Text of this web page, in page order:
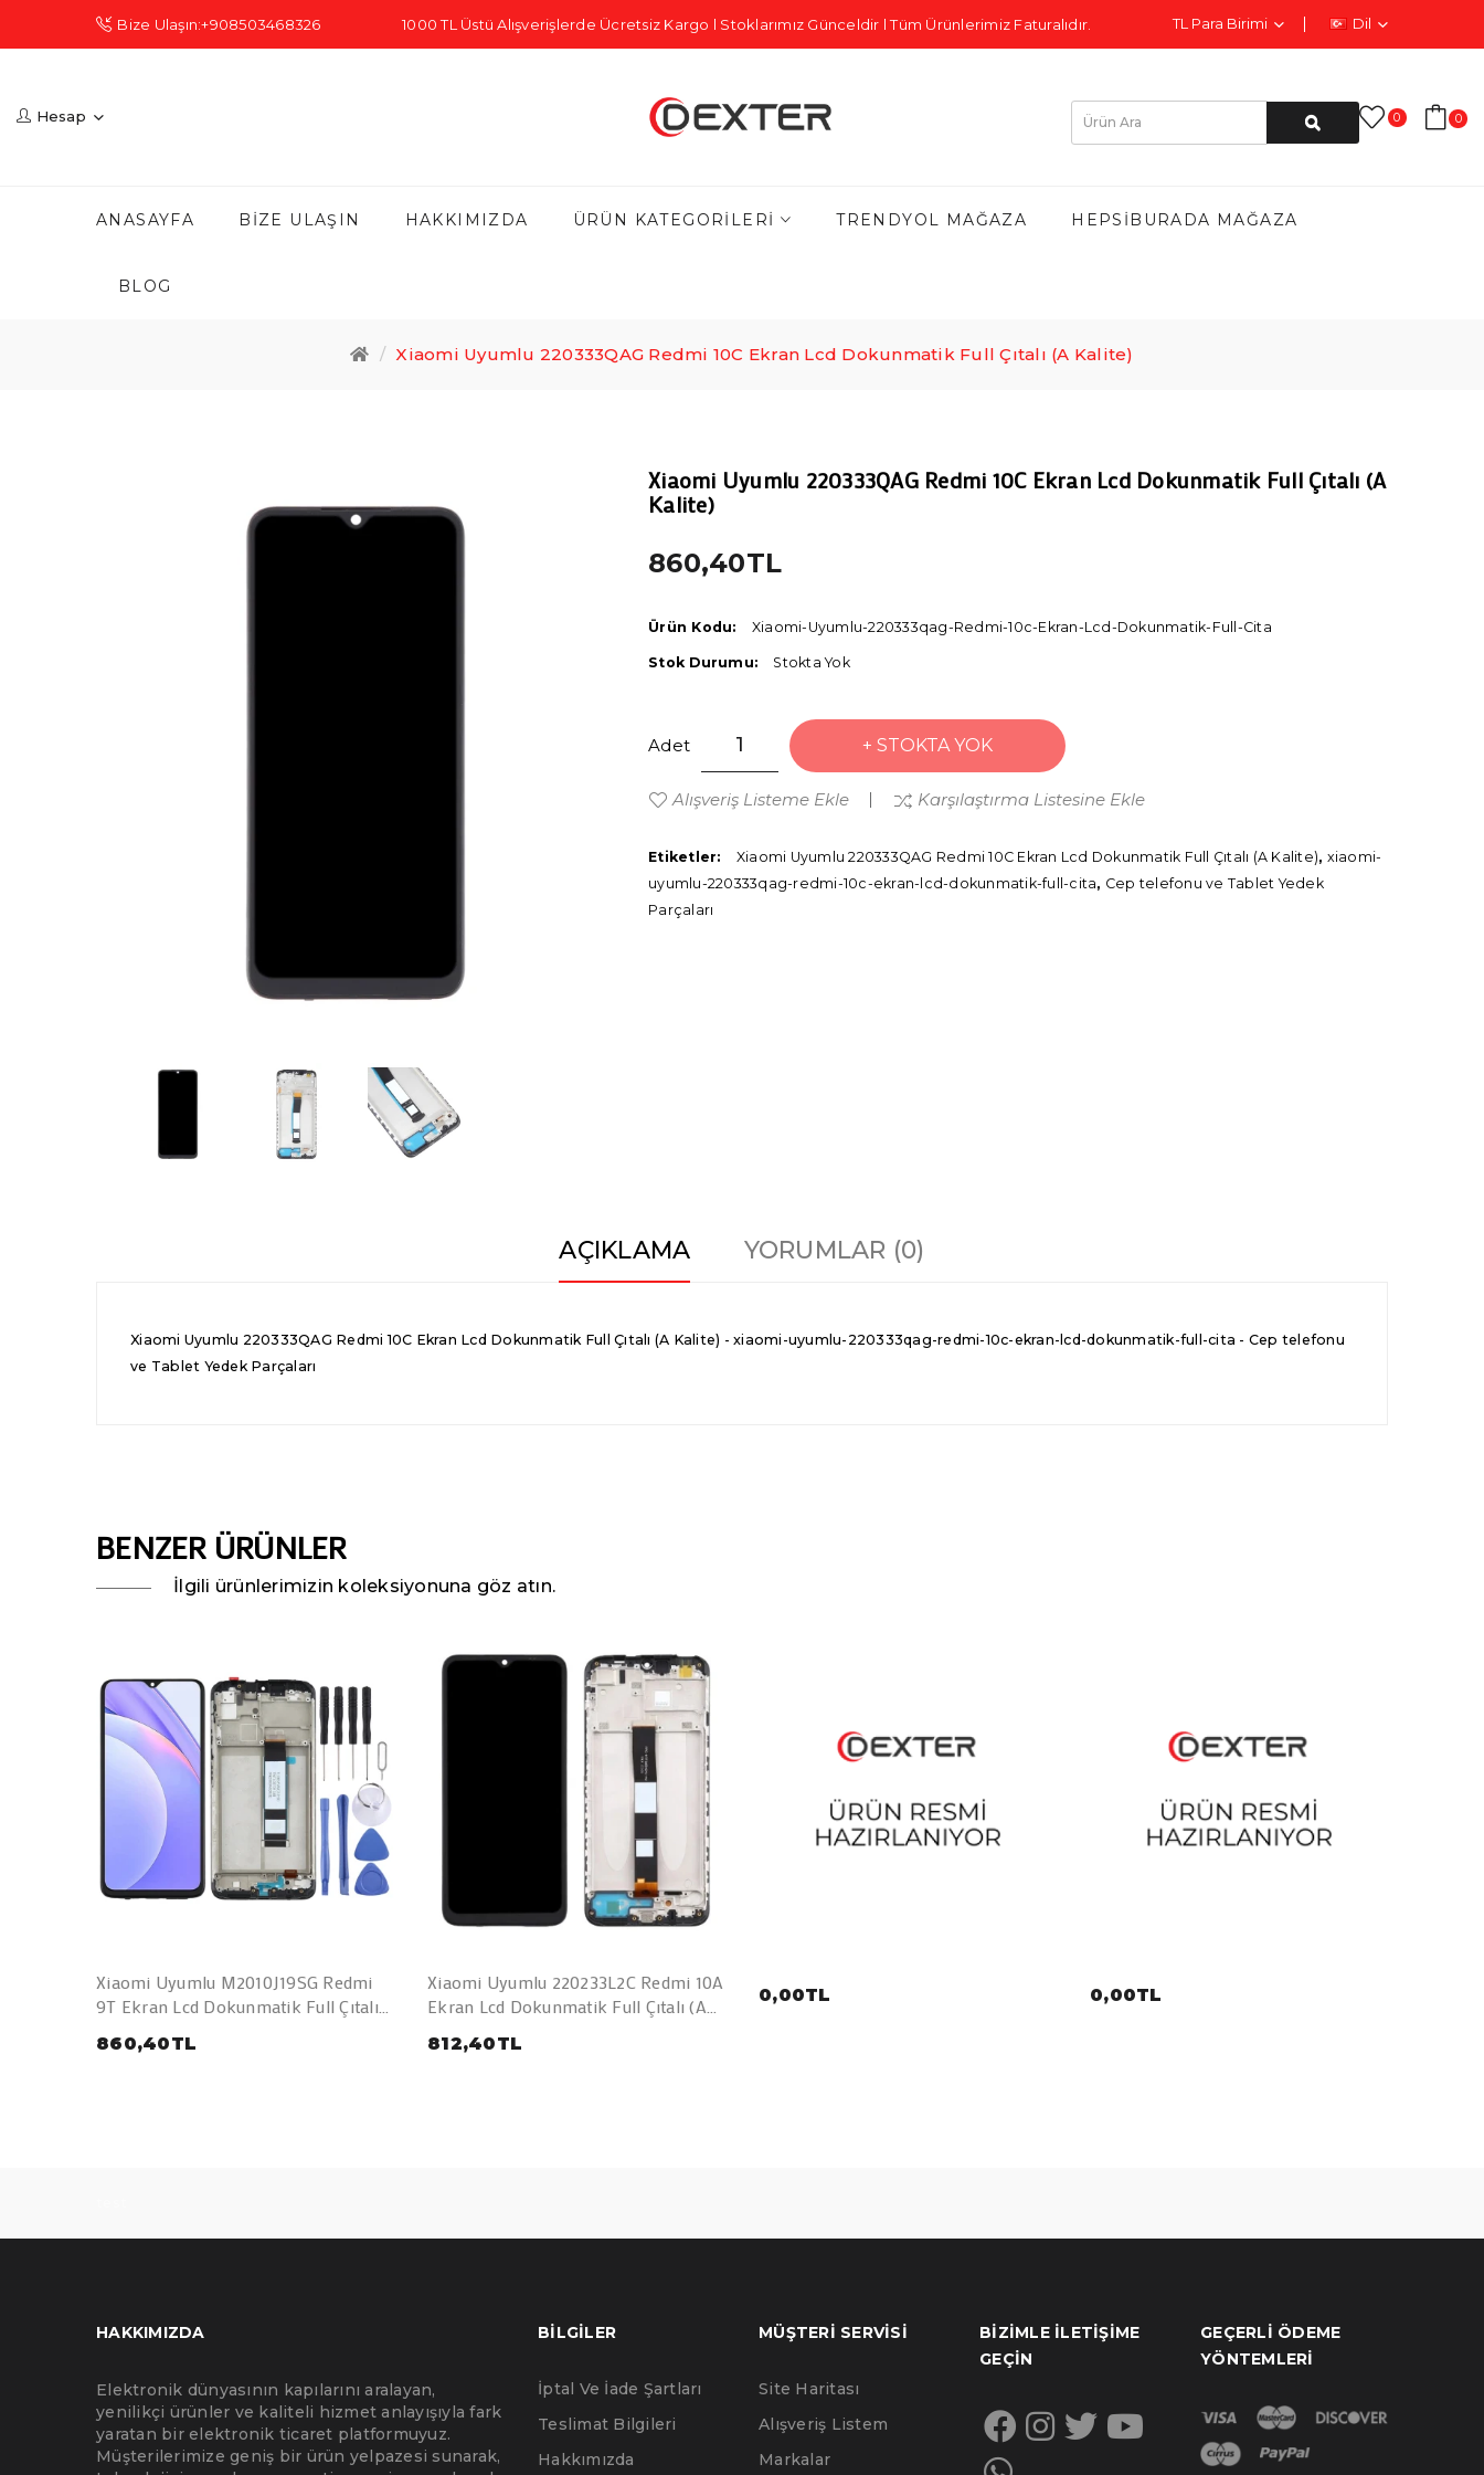
Bize Ulaşın:+908503468326 1000 TL Üstü Alışverişlerde Ücretsiz Kargo l Stoklarımız Günceldir l Tüm Ürünlerimiz Faturalıdır. TL Para Birimi Dil
Hesap 0 0
ANASAYFA BIZE ULAŞIN HAKKIMIZDA ÜRÜN KATEGORILERI TRENDYOL MAĞAZA HEPSIBURADA MAĞAZA
BLOG
Xiaomi Uyumlu 220333QAG Redmi 10C Ekran Lcd Dokunmatik Full Çıtalı (A Kalite)
Xiaomi Uyumlu 220333QAG Redmi 10C Ekran Lcd Dokunmatik Full Çıtalı (A
Kalite)
860,40TL
Ürün Kodu: Xiaomi-Uyumlu-220333qag-Redmi-10c-Ekran-Lcd-Dokunmatik-Full-Cita
Stok Durumu: Stokta Yok
Adet STOKTA YOK
Alışveriş Listeme Ekle Karşılaştırma Listesine Ekle
Etiketler: Xiaomi Uyumlu 220333QAG Redmi 10C Ekran Lcd Dokunmatik Full Çıtalı (A Kalite), xiaomi-
uyumlu-220333qag-redmi-10c-ekran-lcd-dokunmatik-full-cita, Cep telefonu ve Tablet Yedek
Parçaları
AÇIKLAMA YORUMLAR (0)
Xiaomi Uyumlu 220333QAG Redmi 10C Ekran Lcd Dokunmatik Full Çıtalı (A Kalite) - xiaomi-uyumlu-220333qag-redmi-10c-ekran-lcd-dokunmatik-full-cita - Cep telefonu
ve Tablet Yedek Parçaları
BENZER ÜRÜNLER
İlgili ürünlerimizin koleksiyonuna göz atın.
Xiaomi Uyumlu M2010J19SG Redmi
9T Ekran Lcd Dokunmatik Full Çıtalı
860,40TL
Xiaomi Uyumlu 220233L2C Redmi 10A
Ekran Lcd Dokunmatik Full Çıtalı (A
812,40TL
0,00TL 0,00TL
HAKKIMIZDA
Elektronik dünyasının kapılarını aralayan,
yenilikçi ürünler ve kaliteli hizmet anlayışıyla fark
yaratan bir elektronik ticaret platformuyuz.
Müşterilerimize geniş bir ürün yelpazesi sunarak,
BILGILER
İptal Ve İade Şartları
Teslimat Bilgileri
Hakkımızda
MÜŞTERI SERVISI
Site Haritası
Alışveriş Listem
Markalar
BIZIMLE İLETIŞIME
GEÇIN
GEÇERLI ÖDEME
YÖNTEMLERI